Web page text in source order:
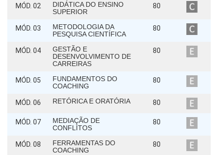
MÓD. 02
DIDÁTICA DO ENSINO
SUPERIOR
80
MÓD. 03
METODOLOGIA DA
PESQUISA CIENTÍFICA
80
MÓD. 04
GESTÃO E
DESENVOLVIMENTO DE
CARREIRAS
80
MÓD. 05
FUNDAMENTOS DO
COACHING
80
MÓD. 06 RETÓRICA E ORATÓRIA 80
MÓD. 07
MEDIAÇÃO DE
CONFLITOS
80
MÓD. 08
FERRAMENTAS DO
COACHING
80